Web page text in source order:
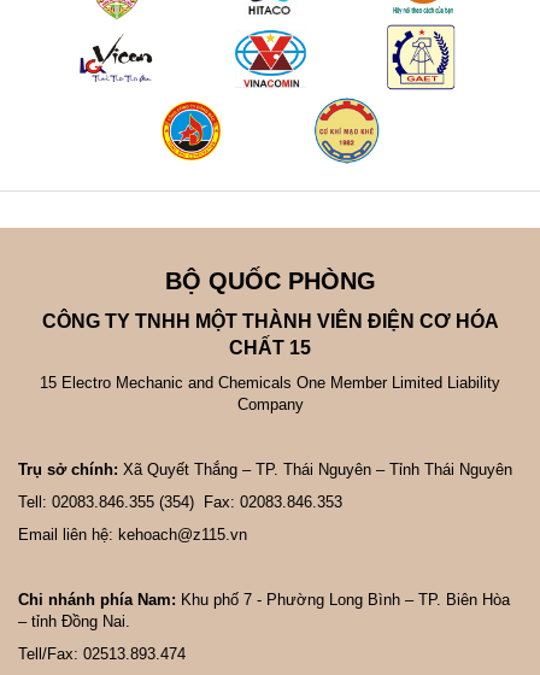
BỘ QUỐC PHÒNG
CÔNG TY TNHH MỘT THÀNH VIÊN ĐIỆN CƠ HÓA
CHẤT 15
15 Electro Mechanic and Chemicals One Member Limited Liability
Company
Trụ sở chính: Xã Quyết Thắng – TP. Thái Nguyên – Tỉnh Thái Nguyên
Tell: 02083.846.355 (354) Fax: 02083.846.353
Email liên hệ: kehoach@z115.vn
Chi nhánh phía Nam: Khu phố 7 - Phường Long Bình – TP. Biên Hòa
– tỉnh Đồng Nai.
Tell/Fax: 02513.893.474